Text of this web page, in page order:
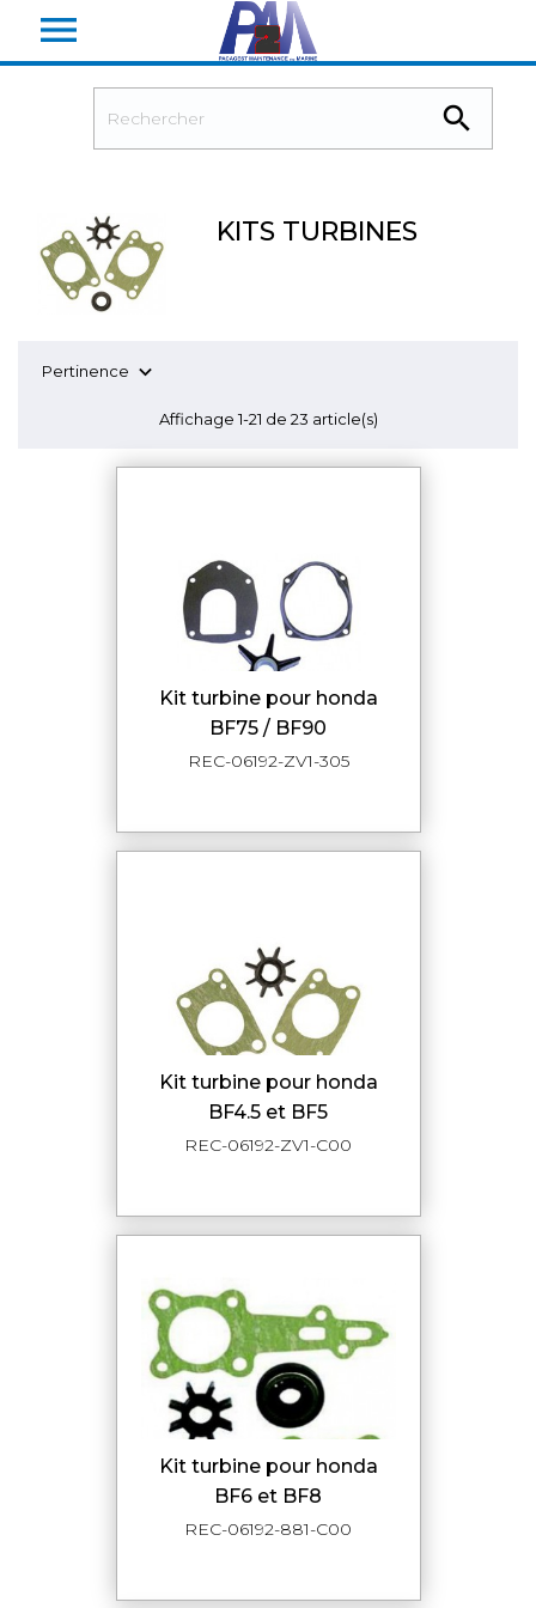


KITS TURBINES
Pertinence 
Affichage 1-21 de 23 article(s)
kit turbine pour honda
BF75 / BF90
REC-06192-ZV1-305
kit turbine pour honda
BF4.5 et BF5
REC-06192-ZV1-C00
kit turbine pour honda
BF6 et BF8
REC-06192-881-C00